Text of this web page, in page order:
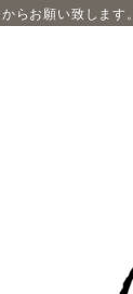
らお願い致します。